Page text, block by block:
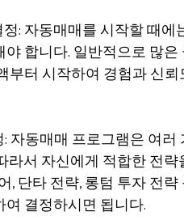
정: 자동매매를 시작할 때
야 합니다. 일반적으로 많
부터 시작하여 경험과 신
: 자동매매 프로그램은 여
라서 자신에게 적합한 전
, 단타 전략, 롱텀 투자 전
여 결정하시면 됩니다.